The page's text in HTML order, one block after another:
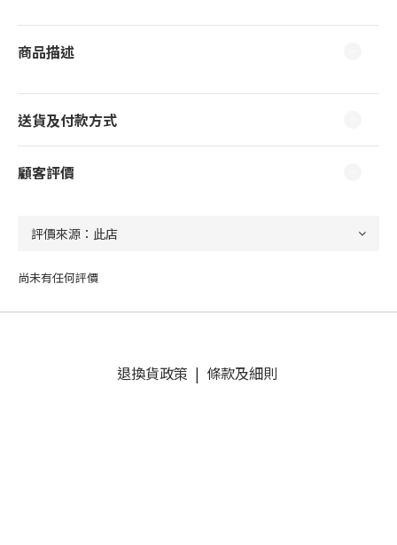
商品描述
送貨及付款方式
顧客評價
尚未有任何評價
退換貨政策 | 條款及細則